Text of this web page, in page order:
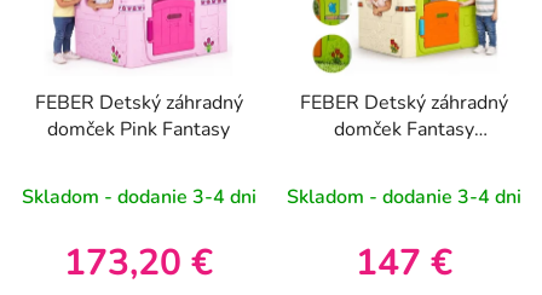
FEBER Detský záhradný
domček Pink Fantasy
Skladom - dodanie 3-4 dni
173,20 €
FEBER Detský záhradný
domček Fantasy
Skladom - dodanie 3-4 dni
147 €